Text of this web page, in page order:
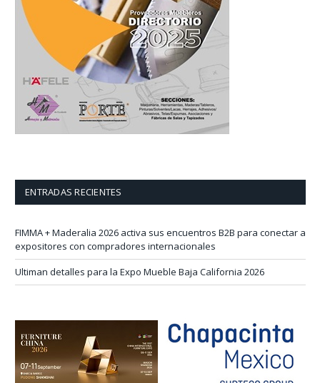
ENTRADAS RECIENTES
FIMMA + Maderalia 2026 activa sus encuentros B2B para conectar a
expositores con compradores internacionales
Ultiman detalles para la Expo Mueble Baja California 2026